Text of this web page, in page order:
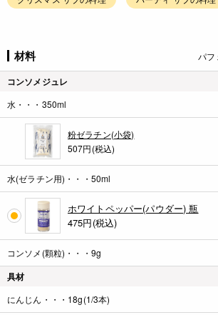
材料 パ
コンソメジュレ
水・・・350ml
粉ゼラチン(小袋)
507円(税込)
水(ゼラチン用)・・・50ml
ホワイトペッパー(パウダー) 瓶
475円(税込)
コンソメ(顆粒)・・・9g
具材
にんじん・・・18g(1/3本)